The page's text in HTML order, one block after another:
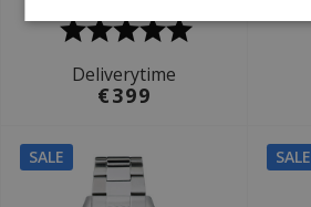
Deliverytime
€399
SALE SALE